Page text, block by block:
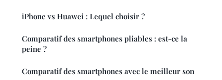
iPhone vs Huawei : Lequel choisir ?
Comparatif des smartphones pliables : est-ce la
peine ?
Comparatif des smartphones avec le meilleur son